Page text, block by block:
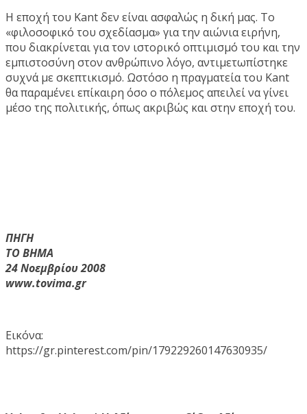
Η εποχή του Kant δεν είναι ασφαλώς η δική μας. Το
«φιλοσοφικό του σχεδίασμα» για την αιώνια ειρήνη,
που διακρίνεται για τον ιστορικό οπτιμισμό του και την
εμπιστοσύνη στον ανθρώπινο λόγο, αντιμετωπίστηκε
συχνά με σκεπτικισμό. Ωστόσο η πραγματεία του Kant
θα παραμένει επίκαιρη όσο ο πόλεμος απειλεί να γίνει
μέσο της πολιτικής, όπως ακριβώς και στην εποχή του.
ΠΗΓΗ
ΤΟ ΒΗΜΑ
24 Νοεμβρίου 2008
www.tovima.gr
Εικόνα:
https://gr.pinterest.com/pin/179229260147630935/